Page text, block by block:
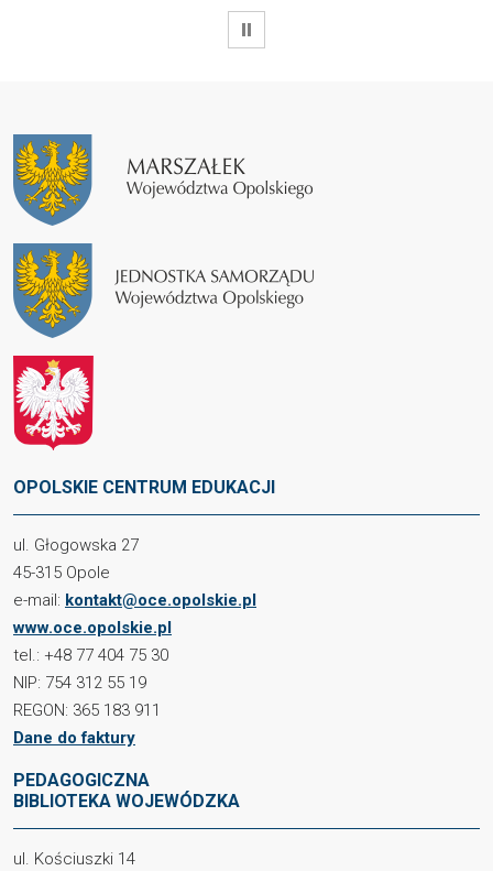
WSTRZYMAJ
OPOLSKIE CENTRUM EDUKACJI
ul. Głogowska 27
45-315 Opole
e-mail: kontakt@oce.opolskie.pl
www.oce.opolskie.pl
tel.: +48 77 404 75 30
NIP: 754 312 55 19
REGON: 365 183 911
Dane do faktury
PEDAGOGICZNA
BIBLIOTEKA WOJEWÓDZKA
ul. Kościuszki 14